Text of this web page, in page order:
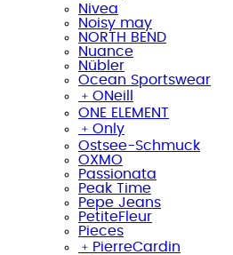
Nivea
Noisy may
NORTH BEND
Nuance
Nübler
Ocean Sportswear
﹢ ONeill
ONE ELEMENT
﹢ Only
Ostsee-Schmuck
OXMO
Passionata
Peak Time
Pepe Jeans
PetiteFleur
Pieces
﹢ PierreCardin